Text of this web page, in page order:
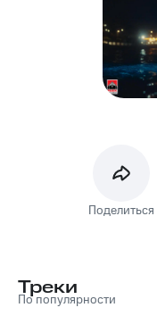
Поделиться
Треки
По популярности